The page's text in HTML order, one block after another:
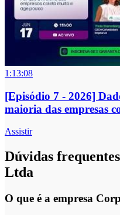
1:13:08
[Episódio 7 - 2026]
maioria das empresas
Assistir
Dúvidas
Ltda
O que é a empresa